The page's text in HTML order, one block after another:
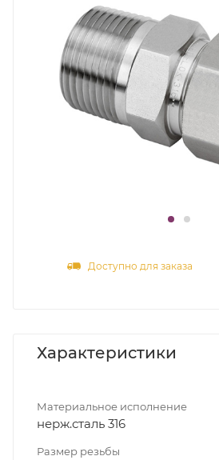
Доступно для заказа
Характеристики
Материальное исполнение
нерж.сталь 316
Размер резьбы